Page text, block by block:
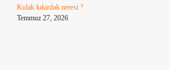
Kulak kıkırdak neresi ?
Temmuz 27, 2026